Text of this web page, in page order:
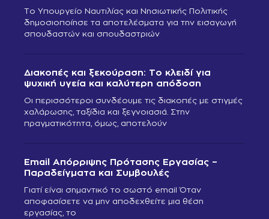
Το Υπουργείο Ναυτιλίας και Νησιωτικής Πολιτικής
δημοσιοποίησε τα αποτελέσματα για την εισαγωγή
σπουδαστών και σπουδαστριών
Διακοπές και ξεκούραση: Το κλειδί για
ψυχική υγεία και καλύτερη απόδοση
Οι περισσότεροι συνδέουμε τις διακοπές με στιγμές
χαλάρωσης, ταξίδια και ξεγνοιασιά. Στην
πραγματικότητα, όμως, αποτελούν
Email Απόρριψης Πρότασης Εργασίας –
Παραδείγματα και Συμβουλές
Γιατί είναι σημαντικό το σωστό email Όταν
αποφασίσετε να μην αποδεχθείτε μια θέση
εργασίας, το